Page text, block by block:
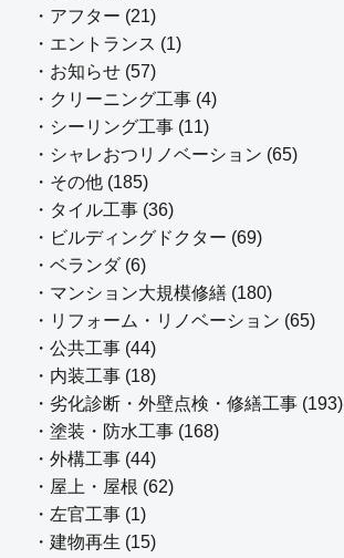
・アフター (21)
・エントランス (1)
・お知らせ (57)
・クリーニング工事 (4)
・シーリング工事 (11)
・シャレおつリノベーション (65)
・その他 (185)
・タイル工事 (36)
・ビルディングドクター (69)
・ベランダ (6)
・マンション大規模修繕 (180)
・リフォーム・リノベーション (65)
・公共工事 (44)
・内装工事 (18)
・劣化診断・外壁点検・修繕工事 (193)
・塗装・防水工事 (168)
・外構工事 (44)
・屋上・屋根 (62)
・左官工事 (1)
・建物再生 (15)